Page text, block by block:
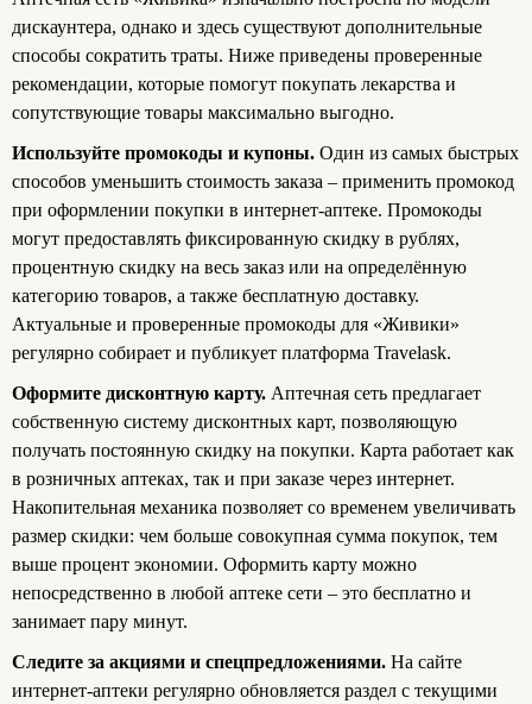
дискаунтера, однако и здесь существуют дополнительные
способы сократить траты. Ниже приведены проверенные
рекомендации, которые помогут покупать лекарства и
сопутствующие товары максимально выгодно.
Используйте промокоды и купоны. Один из самых быстрых
способов уменьшить стоимость заказа – применить промокод
при оформлении покупки в интернет-аптеке. Промокоды
могут предоставлять фиксированную скидку в рублях,
процентную скидку на весь заказ или на определённую
категорию товаров, а также бесплатную доставку.
Актуальные и проверенные промокоды для «Живики»
регулярно собирает и публикует платформа Travelask.
Оформите дисконтную карту. Аптечная сеть предлагает
собственную систему дисконтных карт, позволяющую
получать постоянную скидку на покупки. Карта работает как
в розничных аптеках, так и при заказе через интернет.
Накопительная механика позволяет со временем увеличивать
размер скидки: чем больше совокупная сумма покупок, тем
выше процент экономии. Оформить карту можно
непосредственно в любой аптеке сети – это бесплатно и
занимает пару минут.
Следите за акциями и спецпредложениями. На сайте
интернет-аптеки регулярно обновляется раздел с текущими